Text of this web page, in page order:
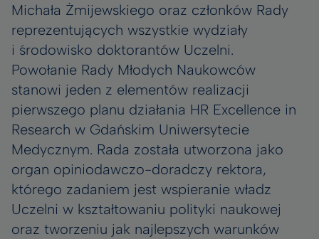
Michała Żmijewskiego oraz członków Rady
reprezentujących wszystkie wydziały
i środowisko doktorantów Uczelni.
Powołanie Rady Młodych Naukowców
stanowi jeden z elementów realizacji
pierwszego planu działania HR Excellence in
Research w Gdańskim Uniwersytecie
Medycznym. Rada została utworzona jako
organ opiniodawczo-doradczy rektora,
którego zadaniem jest wspieranie władz
Uczelni w kształtowaniu polityki naukowej
oraz tworzeniu jak najlepszych warunków